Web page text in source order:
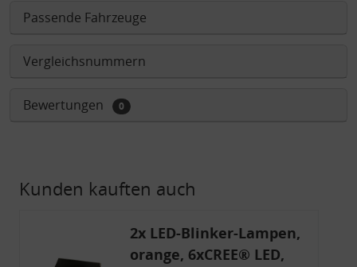
Passende Fahrzeuge
Vergleichsnummern
Bewertungen 0
Kunden kauften auch
2x LED-Blinker-Lampen,
orange, 6xCREE® LED,